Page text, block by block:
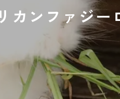
カンファジー